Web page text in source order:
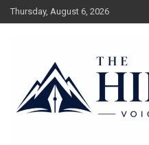
Skip
to
Thursday, August 6, 2026